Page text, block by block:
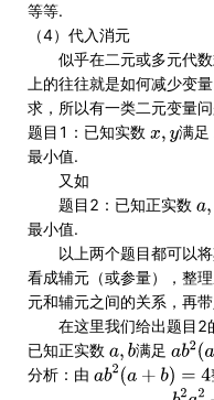
等等.
（4）代入消元
似乎在二元或多元代数
上的往往就是如何减少变
求，所以有一类二元变量
题目1：已知实数
满足
最小值.
又如
题目2：已知正实数
最小值.
以上两个题目都可以将
看成辅元（或参量），整
元和辅元之间的关系，再
在这里我们给出题目2
已知正实数
满足
分析：由